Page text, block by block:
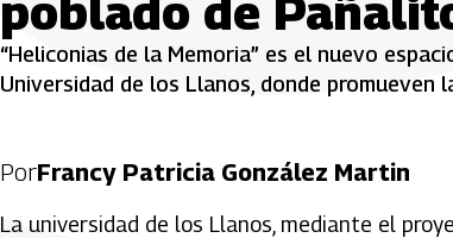
poblado de
“Heliconias de la Memoria” es el nuevo
Universidad de los Llanos, donde
PorFrancy Patricia González Martin
La universidad de los Llanos, mediante el